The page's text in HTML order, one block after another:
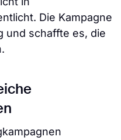
Die Kampagne
und schaffte es, die